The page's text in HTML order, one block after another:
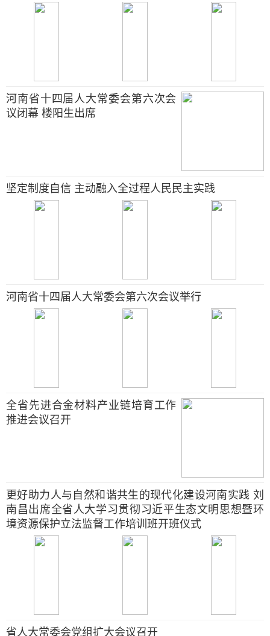
河南省十四届人大常委会第六次会
议闭幕 楼阳生出席
坚定制度自信 主动融入全过程人民民主实践
河南省十四届人大常委会第六次会议举行
全省先进合金材料产业链培育工作
推进会议召开
更好助力人与自然和谐共生的现代化建设河南实践 刘
南昌出席全省人大学习贯彻习近平生态文明思想暨环
境资源保护立法监督工作培训班开班仪式
省人大常委会党组扩大会议召开